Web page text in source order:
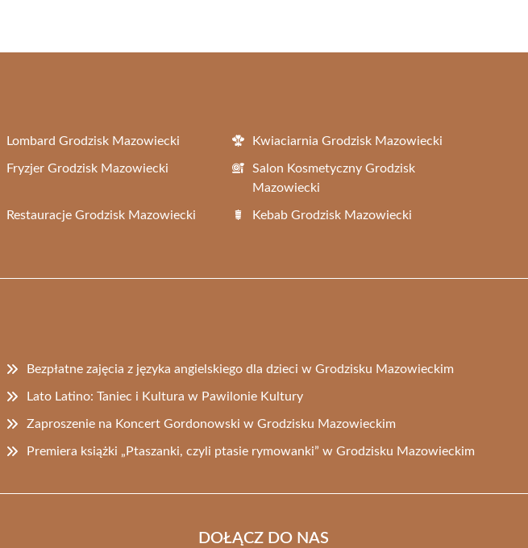
Lombard Grodzisk Mazowiecki Kwiaciarnia Grodzisk Mazowiecki
Fryzjer Grodzisk Mazowiecki
Salon Kosmetyczny Grodzisk
Mazowiecki
Restauracje Grodzisk Mazowiecki Kebab Grodzisk Mazowiecki
Bezpłatne zajęcia z języka angielskiego dla dzieci w Grodzisku Mazowieckim
Lato Latino: Taniec i Kultura w Pawilonie Kultury
Zaproszenie na Koncert Gordonowski w Grodzisku Mazowieckim
Premiera książki „Ptaszanki, czyli ptasie rymowanki” w Grodzisku Mazowieckim
DOŁĄCZ DO NAS